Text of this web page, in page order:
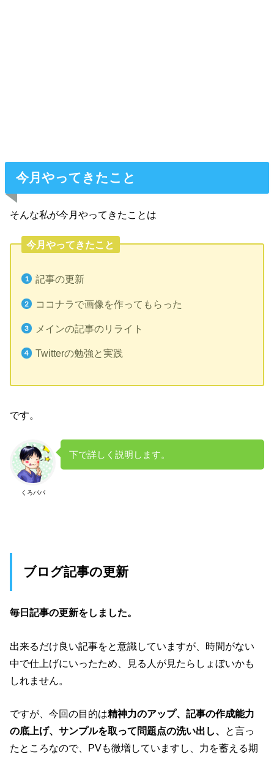
今月やってきたこと
そんな私が今月やってきたことは
今月やってきたこと
記事の更新
ココナラで画像を作ってもらった
メインの記事のリライト
Twitterの勉強と実践
です。
くろパパ
下で詳しく説明します。
ブログ記事の更新
毎日記事の更新をしました。
出来るだけ良い記事をと意識していますが、時間がない
中で仕上げにいったため、見る人が見たらしょぼいかも
しれません。
ですが、今回の目的は精神力のアップ、記事の作成能力
の底上げ、サンプルを取って問題点の洗い出し、 と言っ
たところなので、PVも微増していますし、力を蓄える期